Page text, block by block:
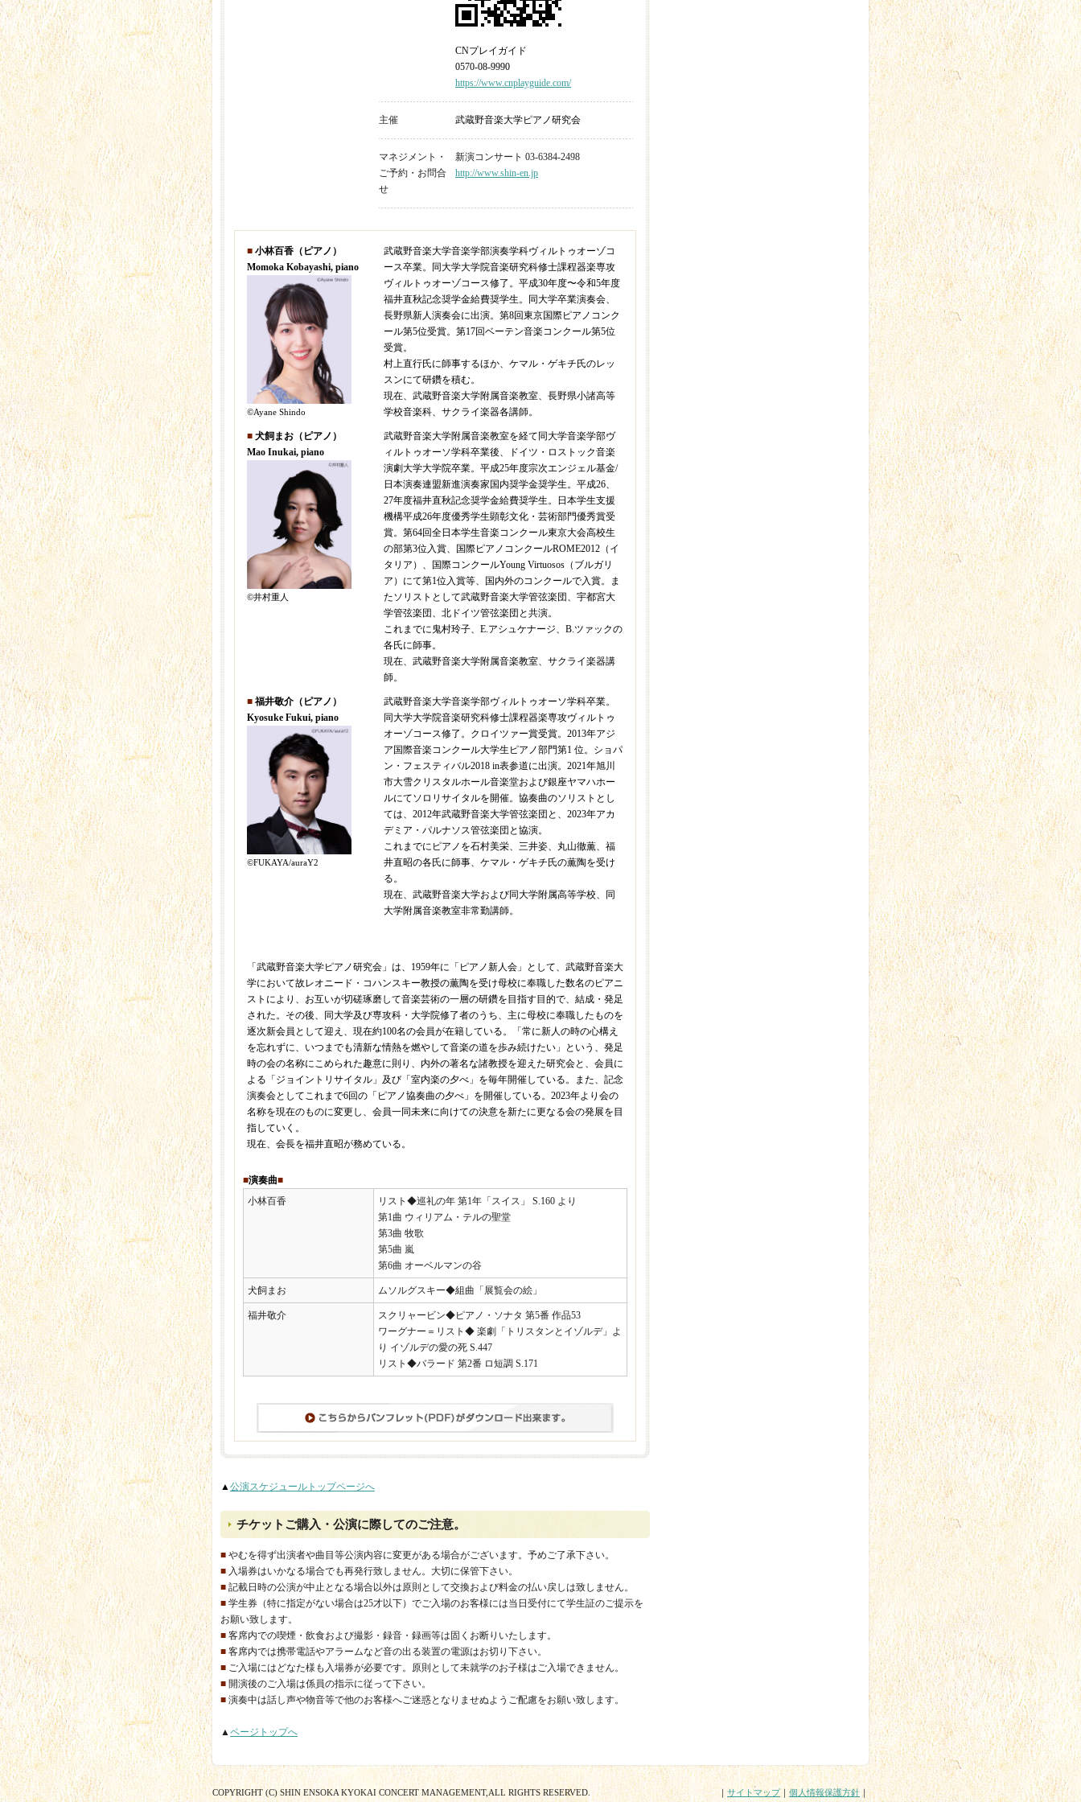
CNプレイガイド
0570-08-9990
https://www.cnplayguide.com/
主催 武蔵野音楽大学ピアノ研究会
マネジメント・
ご予約・お問合
せ
新演コンサート 03-6384-2498
http://www.shin-en.jp
■ 小林百香（ピアノ）
Momoka Kobayashi, piano
©︎Ayane Shindo
武蔵野音楽大学音楽学部演奏学科ヴィルトゥオーゾコ
ース卒業。同大学大学院音楽研究科修士課程器楽専攻
ヴィルトゥオーゾコース修了。平成30年度〜令和5年度
福井直秋記念奨学金給費奨学生。同大学卒業演奏会、
長野県新人演奏会に出演。第8回東京国際ピアノコンク
ール第5位受賞。第17回ベーテン音楽コンクール第5位
受賞。
村上直行氏に師事するほか、ケマル・ゲキチ氏のレッ
スンにて研鑽を積む。
現在、武蔵野音楽大学附属音楽教室、長野県小諸高等
学校音楽科、サクライ楽器各講師。
■ 犬飼まお（ピアノ）
Mao Inukai, piano
©︎井村重人
武蔵野音楽大学附属音楽教室を経て同大学音楽学部ヴ
ィルトゥオーソ学科卒業後、ドイツ・ロストック音楽
演劇大学大学院卒業。平成25年度宗次エンジェル基金/
日本演奏連盟新進演奏家国内奨学金奨学生。平成26、
27年度福井直秋記念奨学金給費奨学生。日本学生支援
機構平成26年度優秀学生顕彰文化・芸術部門優秀賞受
賞。第64回全日本学生音楽コンクール東京大会高校生
の部第3位入賞、国際ピアノコンクールROME2012（イ
タリア）、国際コンクールYoung Virtuosos（ブルガリ
ア）にて第1位入賞等、国内外のコンクールで入賞。ま
たソリストとして武蔵野音楽大学管弦楽団、宇都宮大
学管弦楽団、北ドイツ管弦楽団と共演。
これまでに鬼村玲子、E.アシュケナージ、B.ツァックの
各氏に師事。
現在、武蔵野音楽大学附属音楽教室、サクライ楽器講
師。
■ 福井敬介（ピアノ）
Kyosuke Fukui, piano
©︎FUKAYA/auraY2
武蔵野音楽大学音楽学部ヴィルトゥオーソ学科卒業。
同大学大学院音楽研究科修士課程器楽専攻ヴィルトゥ
オーゾコース修了。クロイツァー賞受賞。2013年アジ
ア国際音楽コンクール大学生ピアノ部門第1 位。ショパ
ン・フェスティバル2018 in表参道に出演。2021年旭川
市大雪クリスタルホール音楽堂および銀座ヤマハホー
ルにてソロリサイタルを開催。協奏曲のソリストとし
ては、2012年武蔵野音楽大学管弦楽団と、2023年アカ
デミア・パルナソス管弦楽団と協演。
これまでにピアノを石村美栄、三井姿、丸山徹薫、福
井直昭の各氏に師事、ケマル・ゲキチ氏の薫陶を受け
る。
現在、武蔵野音楽大学および同大学附属高等学校、同
大学附属音楽教室非常勤講師。
「武蔵野音楽大学ピアノ研究会」は、1959年に「ピアノ新人会」として、武蔵野音楽大
学において故レオニード・コハンスキー教授の薫陶を受け母校に奉職した数名のピアニ
ストにより、お互いが切磋琢磨して音楽芸術の一層の研鑽を目指す目的で、結成・発足
された。その後、同大学及び専攻科・大学院修了者のうち、主に母校に奉職したものを
逐次新会員として迎え、現在約100名の会員が在籍している。「常に新人の時の心構え
を忘れずに、いつまでも清新な情熱を燃やして音楽の道を歩み続けたい」という、発足
時の会の名称にこめられた趣意に則り、内外の著名な諸教授を迎えた研究会と、会員に
よる「ジョイントリサイタル」及び「室内楽の夕べ」を毎年開催している。また、記念
演奏会としてこれまで6回の「ピアノ協奏曲の夕べ」を開催している。2023年より会の
名称を現在のものに変更し、会員一同未来に向けての決意を新たに更なる会の発展を目
指していく。
現在、会長を福井直昭が務めている。
■演奏曲■
小林百香
リスト◆巡礼の年 第1年「スイス」 S.160 より
第1曲 ウィリアム・テルの聖堂
第3曲 牧歌
第5曲 嵐
第6曲 オーベルマンの谷
犬飼まお ムソルグスキー◆組曲「展覧会の絵」
福井敬介
スクリャービン◆ピアノ・ソナタ 第5番 作品53
ワーグナー＝リスト◆ 楽劇「トリスタンとイゾルデ」よ
り イゾルデの愛の死 S.447
リスト◆バラード 第2番 ロ短調 S.171
▲公演スケジュールトップページへ
チケットご購入・公演に際してのご注意。
■ やむを得ず出演者や曲目等公演内容に変更がある場合がございます。予めご了承下さい。
■ 入場券はいかなる場合でも再発行致しません。大切に保管下さい。
■ 記載日時の公演が中止となる場合以外は原則として交換および料金の払い戻しは致しません。
■ 学生券（特に指定がない場合は25才以下）でご入場のお客様には当日受付にて学生証のご提示を
お願い致します。
■ 客席内での喫煙・飲食および撮影・録音・録画等は固くお断りいたします。
■ 客席内では携帯電話やアラームなど音の出る装置の電源はお切り下さい。
■ ご入場にはどなた様も入場券が必要です。原則として未就学のお子様はご入場できません。
■ 開演後のご入場は係員の指示に従って下さい。
■ 演奏中は話し声や物音等で他のお客様へご迷惑となりませぬようご配慮をお願い致します。
▲ページトップへ
COPYRIGHT (C) SHIN ENSOKA KYOKAI CONCERT MANAGEMENT,ALL RIGHTS RESERVED. ｜ サイトマップ｜ 個人情報保護方針 ｜